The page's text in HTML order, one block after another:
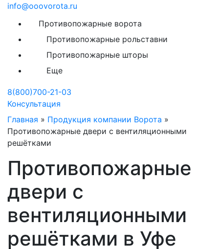
info@ooovorota.ru
Противопожарные ворота
Противопожарные рольставни
Противопожарные шторы
Еще
8(800)700-21-03
Консультация
Главная » Продукция компании Ворота »
Противопожарные двери с вентиляционными
решётками
Противопожарные
двери с
вентиляционными
решётками в Уфе